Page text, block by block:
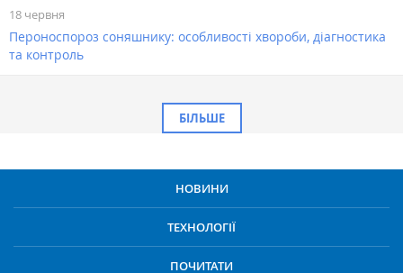
18 червня
Пероноспороз соняшнику: особливості хвороби, діагностика
та контроль
БІЛЬШЕ
НОВИНИ
ТЕХНОЛОГІЇ
ПОЧИТАТИ